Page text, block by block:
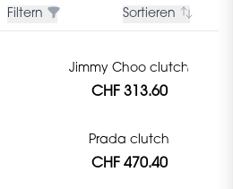
Filtern Sortieren
Jimmy Choo clutch
CHF 313.60
Prada clutch
CHF 470.40